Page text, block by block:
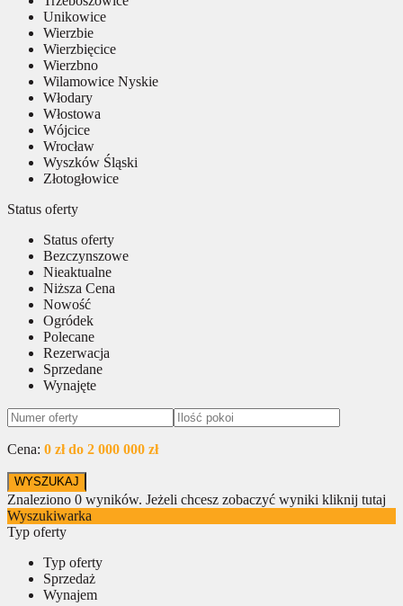
Unikowice
Wierzbie
Wierzbięcice
Wierzbno
Wilamowice Nyskie
Włodary
Włostowa
Wójcice
Wrocław
Wyszków Śląski
Złotogłowice
Status oferty
Status oferty
Bezczynszowe
Nieaktualne
Niższa Cena
Nowość
Ogródek
Polecane
Rezerwacja
Sprzedane
Wynajęte
Cena: 0 zł do 2 000 000 zł
Znaleziono 0 wyników. Jeżeli chcesz zobaczyć wyniki kliknij tutaj
Wyszukiwarka
Typ oferty
Typ oferty
Sprzedaż
Wynajem